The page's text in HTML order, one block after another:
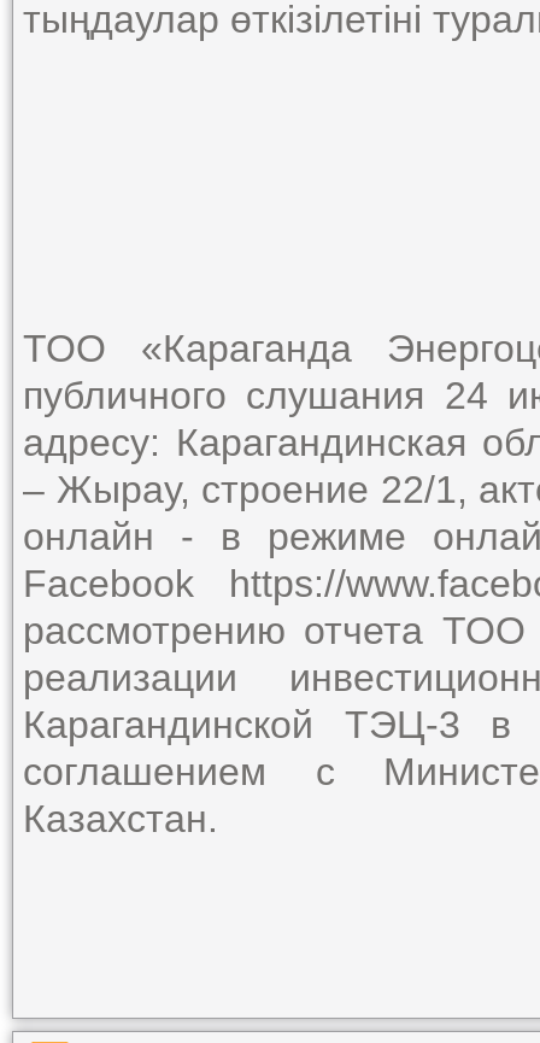
тыңдаулар өткізілетіні
ТОО «Караганда
публичного слушания 24
адресу: Карагандинская
– Жырау, строение 22/1,
онлайн - в режиме
Facebook https://
рассмотрению отчета ТОО
реализации
Карагандинской ТЭЦ-3 в
соглашением с
Казахстан.